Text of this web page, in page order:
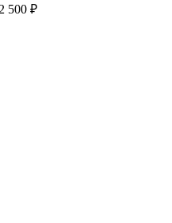
2 500 ₽